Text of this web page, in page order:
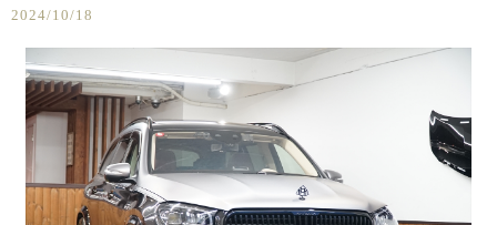
2024/10/18